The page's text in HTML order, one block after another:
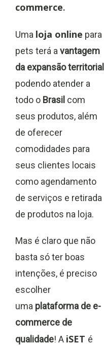
commerce.
Uma loja online para
pets terá a vantagem
da expansão territorial
podendo atender a
todo o Brasil com
seus produtos, além
de oferecer
comodidades para
seus clientes locais
como agendamento
de serviços e retirada
de produtos na loja.
Mas é claro que não
basta só ter boas
intenções, é preciso
escolher
uma plataforma de e-
commerce de
qualidade! A iSET é